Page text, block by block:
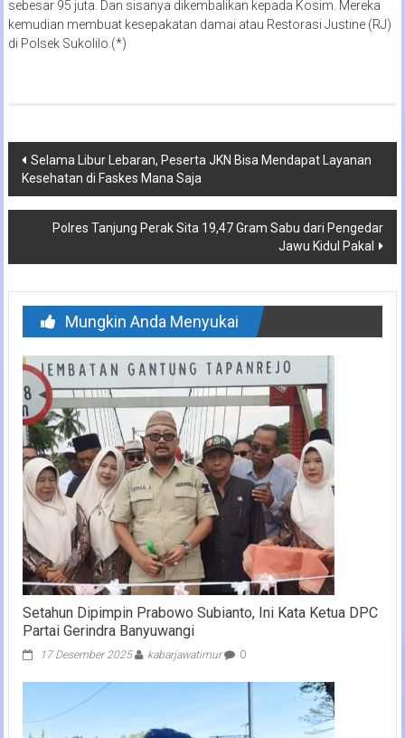
sebesar 95 juta. Dan sisanya dikembalikan kepada Kosim. Mereka
kemudian membuat kesepakatan damai atau Restorasi Justine (RJ)
di Polsek Sukolilo.(*)
Navigasi
pos
Selama Libur Lebaran, Peserta JKN Bisa Mendapat Layanan
Kesehatan di Faskes Mana Saja
Polres Tanjung Perak Sita 19,47 Gram Sabu dari Pengedar
Jawu Kidul Pakal
Mungkin Anda Menyukai
Setahun Dipimpin Prabowo Subianto, Ini Kata Ketua DPC
Partai Gerindra Banyuwangi
17 Desember 2025 kabarjawatimur 0